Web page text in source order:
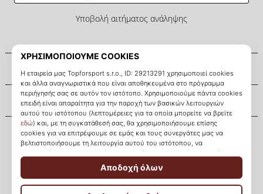
KICKZ.gr
Σχετικά μ' εμάς
Εξυπηρέτηση πελατών
Υποβολή αιτήματος ανάληψης